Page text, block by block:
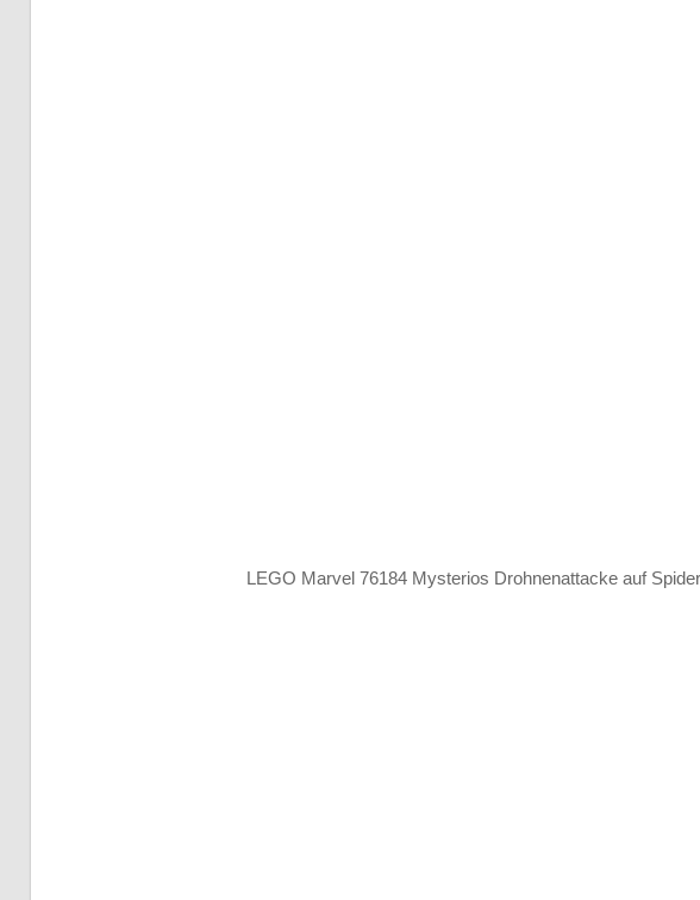
LEGO Marvel 76184 Mysterios Drohnenattacke auf